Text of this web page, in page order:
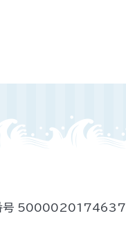
号 5000020174637